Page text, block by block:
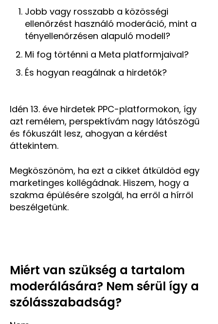
Jobb vagy rosszabb a közösségi
ellenőrzést használó moderáció, mint a
tényellenőrzésen alapuló modell?
Mi fog történni a Meta platformjaival?
És hogyan reagálnak a hirdetők?
Idén 13. éve hirdetek PPC-platformokon, így
azt remélem, perspektívám nagy látószögű
és fókuszált lesz, ahogyan a kérdést
áttekintem.
Megköszönöm, ha ezt a cikket átküldöd egy
marketinges kollégádnak. Hiszem, hogy a
szakma épülésére szolgál, ha erről a hírről
beszélgetünk.
Miért van szükség a tartalom
moderálására? Nem sérül így a
szólásszabadság?